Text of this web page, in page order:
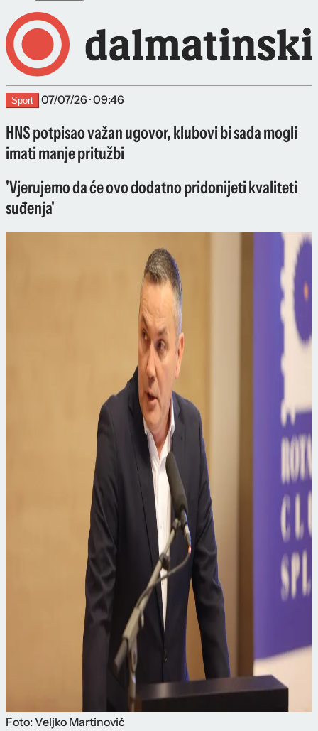
Sport 07/07/26 · 09:46
HNS potpisao važan ugovor, klubovi bi sada mogli
imati manje pritužbi
'Vjerujemo da će ovo dodatno pridonijeti kvaliteti
suđenja'
Foto: Veljko Martinović